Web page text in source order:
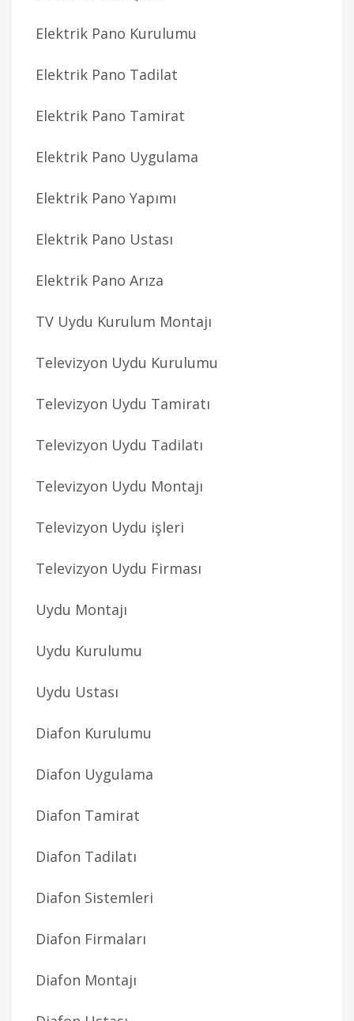
Elektrik Pano Kurulumu
Elektrik Pano Tadilat
Elektrik Pano Tamirat
Elektrik Pano Uygulama
Elektrik Pano Yapımı
Elektrik Pano Ustası
Elektrik Pano Arıza
TV Uydu Kurulum Montajı
Televizyon Uydu Kurulumu
Televizyon Uydu Tamiratı
Televizyon Uydu Tadilatı
Televizyon Uydu Montajı
Televizyon Uydu işleri
Televizyon Uydu Firması
Uydu Montajı
Uydu Kurulumu
Uydu Ustası
Diafon Kurulumu
Diafon Uygulama
Diafon Tamirat
Diafon Tadilatı
Diafon Sistemleri
Diafon Firmaları
Diafon Montajı